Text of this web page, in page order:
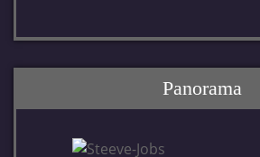
Panorama